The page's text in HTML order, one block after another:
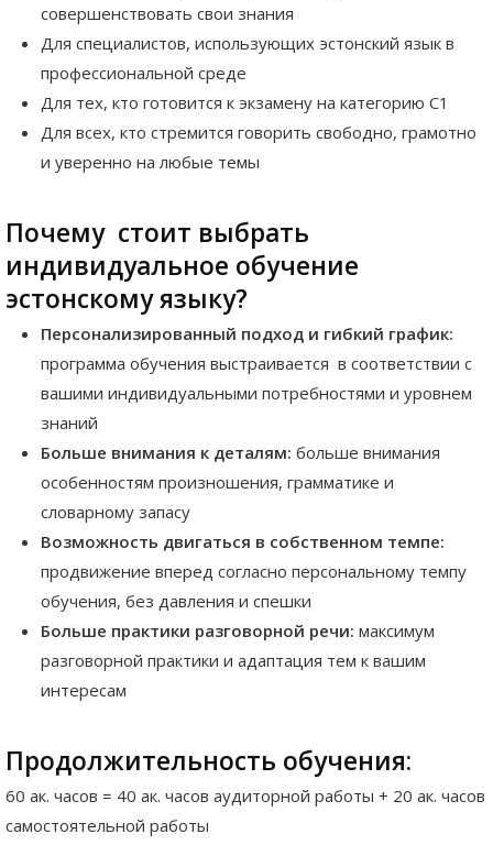
совершенствовать свои знания
Для специалистов, использующих эстонский язык в
профессиональной среде
Для тех, кто готовится к экзамену на категорию C1
Для всех, кто стремится говорить свободно, грамотно
и уверенно на любые темы
Почему стоит выбрать
индивидуальное обучение
эстонскому языку?
Персонализированный подход и гибкий график:
программа обучения выстраивается в соответствии с
вашими индивидуальными потребностями и уровнем
знаний
Больше внимания к деталям: больше внимания
особенностям произношения, грамматике и
словарному запасу
Возможность двигаться в собственном темпе:
продвижение вперед согласно персональному темпу
обучения, без давления и спешки
Больше практики разговорной речи: максимум
разговорной практики и адаптация тем к вашим
интересам
Продолжительность обучения:
60 ак. часов = 40 ак. часов аудиторной работы + 20 ак. часов
самостоятельной работы